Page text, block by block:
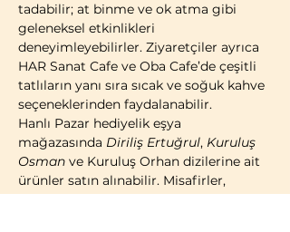
tadabilir; at binme ve ok atma gibi
geleneksel etkinlikleri
deneyimleyebilirler. Ziyaretçiler ayrıca
HAR Sanat Cafe ve Oba Cafe’de çeşitli
tatlıların yanı sıra sıcak ve soğuk kahve
seçeneklerinden faydalanabilir.
Hanlı Pazar hediyelik eşya
mağazasında Diriliş Ertuğrul, Kuruluş
Osman ve Kuruluş Orhan dizilerine ait
ürünler satın alınabilir. Misafirler,
geleneksel Türk çadırı konseptinde